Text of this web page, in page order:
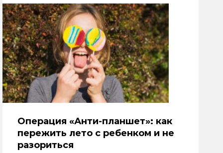
Операция «Анти-планшет»: как
пережить лето с ребенком и не
разориться